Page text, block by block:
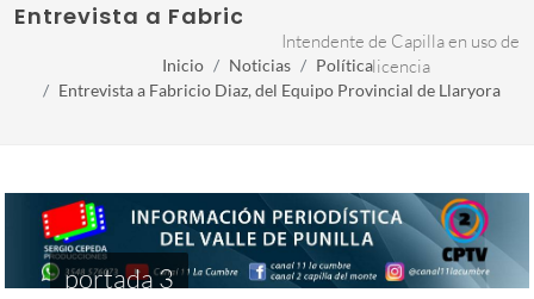
Entrevista a Fabricio Diaz, del equipo
Intendente de Capilla en uso de
licencia
Inicio Noticias
Política
Entrevista a Fabricio Diaz, del Equipo Provincial de Llaryora
portada 3